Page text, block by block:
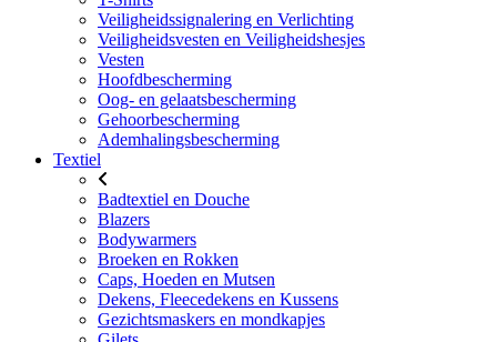
Veiligheidssignalering en Verlichting
Veiligheidsvesten en Veiligheidshesjes
Vesten
Hoofdbescherming
Oog- en gelaatsbescherming
Gehoorbescherming
Ademhalingsbescherming
Textiel
Badtextiel en Douche
Blazers
Bodywarmers
Broeken en Rokken
Caps, Hoeden en Mutsen
Dekens, Fleecedekens en Kussens
Gezichtsmaskers en mondkapjes